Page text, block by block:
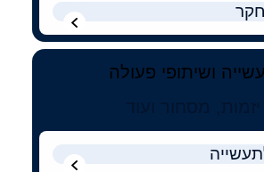
ושיתופי פעולה